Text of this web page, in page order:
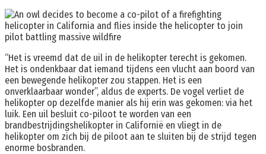
“Het is vreemd dat de uil in de helikopter terecht is gekomen.
Het is ondenkbaar dat iemand tijdens een vlucht aan boord van
een bewegende helikopter zou stappen. Het is een
onverklaarbaar wonder”, aldus de experts. De vogel verliet de
helikopter op dezelfde manier als hij erin was gekomen: via het
luik. Een uil besluit co-piloot te worden van een
brandbestrijdingshelikopter in Californië en vliegt in de
helikopter om zich bij de piloot aan te sluiten bij de strijd tegen
enorme bosbranden.